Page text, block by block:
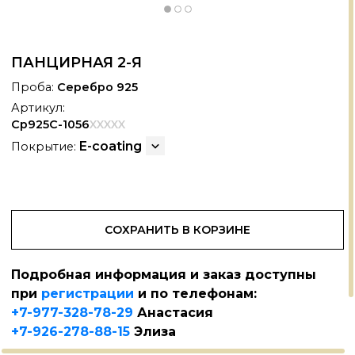
ПАНЦИРНАЯ 2-Я
Проба: Серебро 925
Артикул:
Ср925С-1056XXXXX
Покрытие: E-coating
СОХРАНИТЬ В КОРЗИНЕ
Подробная информация и заказ доступны
при регистрации и по телефонам:
+7-977-328-78-29 Анастасия
+7-926-278-88-15 Элиза